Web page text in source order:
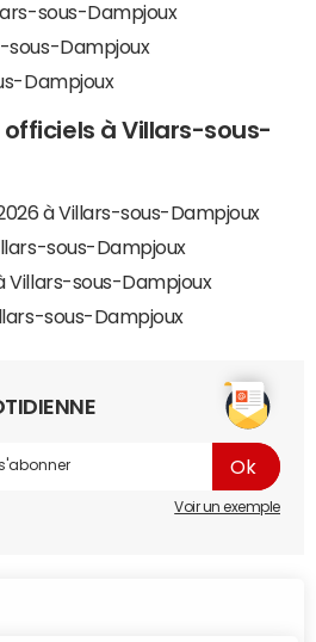
sous-Dampjoux
sous-Dampjoux
Dampjoux
à Villars-sous-
à Villars-sous-Dampjoux
sous-Dampjoux
Villars-sous-Dampjoux
sous-Dampjoux
Voir un exemple